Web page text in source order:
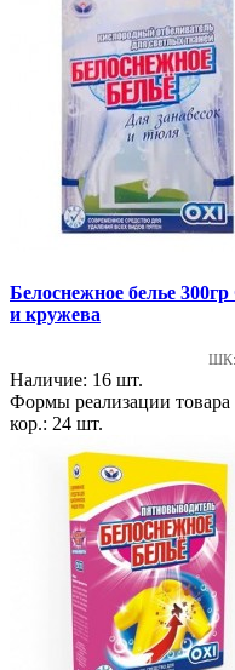
Белоснежное белье
и кружева
ШК:
Наличие: 16 шт.
Формы реализации товара
кор.: 24 шт.